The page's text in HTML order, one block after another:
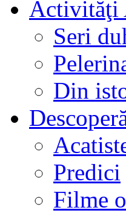
Activităţi
Seri
Din
Predici
Filme